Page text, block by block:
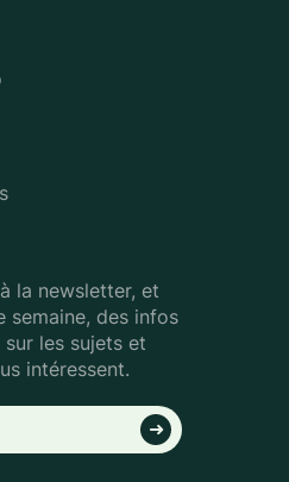
la newsletter, et
semaine, des infos
les sujets et
intéressent.